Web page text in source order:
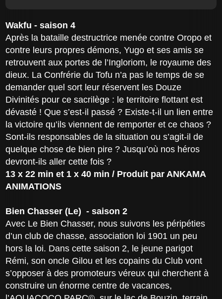
Wakfu - saison 4
Après la bataille destructrice menée contre Oropo et
contre leurs propres démons, Yugo et ses amis se
retrouvent aux portes de l’Ingloriom, le royaume des
dieux. La Confrérie du Tofu n’a pas le temps de se
demander quel sort leur réservent les Douze
Divinités pour ce sacrilège : le territoire flottant est
dévasté ! Que s’est-il passé ? Existe-t-il un lien entre
la victoire qu’ils viennent de remporter et ce chaos ?
Sont-ils responsables de la situation ou s’agit-il de
quelque chose de bien pire ? Jusqu’où nos héros
devront-ils aller cette fois ?
13 x 22 min et 1 x 40 min / Produit par ANKAMA
ANIMATIONS
Bien Chasser (Le) - saison 2
Avec Le Bien Chasser, nous suivons les péripéties
d’un club de chasse, association loi 1901 un peu
hors la loi. Dans cette saison 2, le jeune parigot
Rémi, son oncle Gilou et les copains du Club vont
s’opposer à des promoteurs véreux qui cherchent à
construire un énorme centre de vacances,